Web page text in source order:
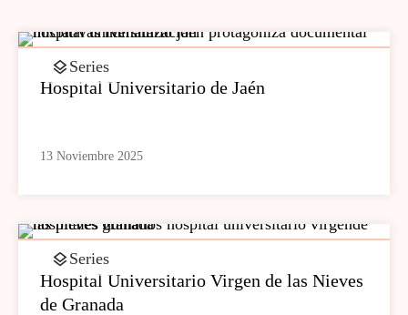
Series
Hospital Universitario de Jaén
13 Noviembre 2025
Series
Hospital Universitario Virgen de las Nieves
de Granada